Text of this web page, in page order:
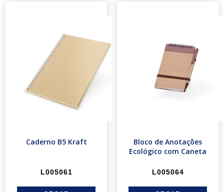
Caderno B5 Kraft
L005061
Bloco de Anotações
Ecológico com Caneta
L005064